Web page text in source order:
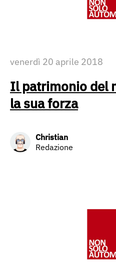
venerdì 20 aprile 2018
Il patrimonio del
la sua forza
Christian
Redazione